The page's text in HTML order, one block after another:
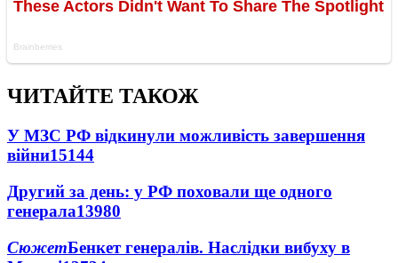
ЧИТАЙТЕ ТАКОЖ
У МЗС РФ відкинули можливість завершення
війни15144
Другий за день: у РФ поховали ще одного
генерала13980
СюжетБенкет генералів. Наслідки вибуху в